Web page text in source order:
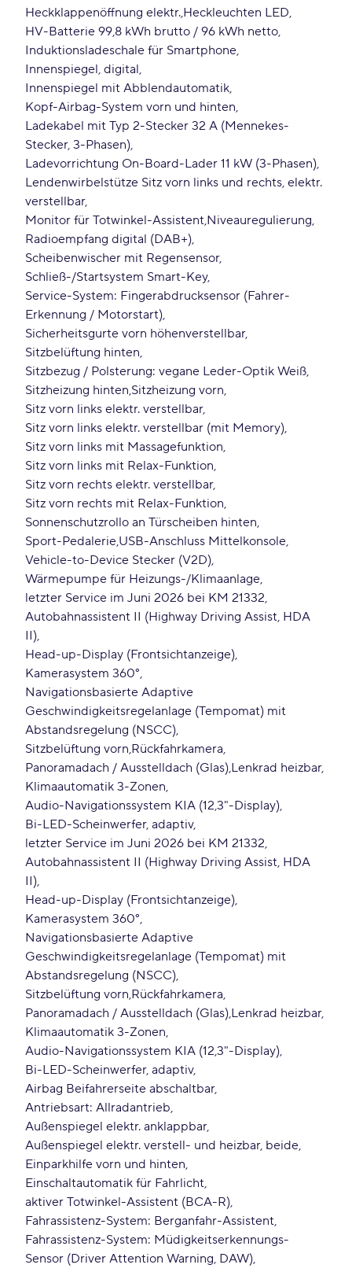
Heckklappenöffnung elektr. Heckleuchten LED
HV-Batterie 99,8 kWh brutto / 96 kWh netto
Induktionsladeschale für Smartphone
Innenspiegel, digital
Innenspiegel mit Abblendautomatik
Kopf-Airbag-System vorn und hinten
Ladekabel mit Typ 2-Stecker 32 A (Mennekes-
Stecker, 3-Phasen)
Ladevorrichtung On-Board-Lader 11 kW (3-Phasen)
Lendenwirbelstütze Sitz vorn links und rechts, elektr.
verstellbar
Monitor für Totwinkel-Assistent Niveauregulierung
Radioempfang digital (DAB+)
Scheibenwischer mit Regensensor
Schließ-/Startsystem Smart-Key
Service-System: Fingerabdrucksensor (Fahrer-
Erkennung / Motorstart)
Sicherheitsgurte vorn höhenverstellbar
Sitzbelüftung hinten
Sitzbezug / Polsterung: vegane Leder-Optik Weiß
Sitzheizung hinten Sitzheizung vorn
Sitz vorn links elektr. verstellbar
Sitz vorn links elektr. verstellbar (mit Memory)
Sitz vorn links mit Massagefunktion
Sitz vorn links mit Relax-Funktion
Sitz vorn rechts elektr. verstellbar
Sitz vorn rechts mit Relax-Funktion
Sonnenschutzrollo an Türscheiben hinten
Sport-Pedalerie USB-Anschluss Mittelkonsole
Vehicle-to-Device Stecker (V2D)
Wärmepumpe für Heizungs-/Klimaanlage
letzter Service im Juni 2026 bei KM 21332
Autobahnassistent II (Highway Driving Assist, HDA
II)
Head-up-Display (Frontsichtanzeige)
Kamerasystem 360°
Navigationsbasierte Adaptive
Geschwindigkeitsregelanlage (Tempomat) mit
Abstandsregelung (NSCC)
Sitzbelüftung vorn Rückfahrkamera
Panoramadach / Ausstelldach (Glas) Lenkrad heizbar
Klimaautomatik 3-Zonen
Audio-Navigationssystem KIA (12,3"-Display)
Bi-LED-Scheinwerfer, adaptiv
letzter Service im Juni 2026 bei KM 21332
Autobahnassistent II (Highway Driving Assist, HDA
II)
Head-up-Display (Frontsichtanzeige)
Kamerasystem 360°
Navigationsbasierte Adaptive
Geschwindigkeitsregelanlage (Tempomat) mit
Abstandsregelung (NSCC)
Sitzbelüftung vorn Rückfahrkamera
Panoramadach / Ausstelldach (Glas) Lenkrad heizbar
Klimaautomatik 3-Zonen
Audio-Navigationssystem KIA (12,3"-Display)
Bi-LED-Scheinwerfer, adaptiv
Airbag Beifahrerseite abschaltbar
Antriebsart: Allradantrieb
Außenspiegel elektr. anklappbar
Außenspiegel elektr. verstell- und heizbar, beide
Einparkhilfe vorn und hinten
Einschaltautomatik für Fahrlicht
aktiver Totwinkel-Assistent (BCA-R)
Fahrassistenz-System: Berganfahr-Assistent
Fahrassistenz-System: Müdigkeitserkennungs-
Sensor (Driver Attention Warning, DAW)